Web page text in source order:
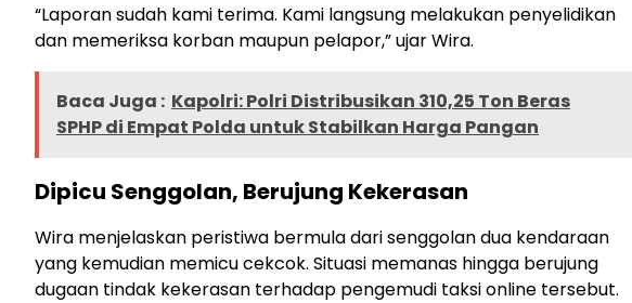
“Laporan sudah kami terima. Kami langsung melakukan penyelidikan
dan memeriksa korban maupun pelapor,” ujar Wira.
Baca Juga : Kapolri: Polri Distribusikan 310,25 Ton Beras
SPHP di Empat Polda untuk Stabilkan Harga Pangan
Dipicu Senggolan, Berujung Kekerasan
Wira menjelaskan peristiwa bermula dari senggolan dua kendaraan
yang kemudian memicu cekcok. Situasi memanas hingga berujung
dugaan tindak kekerasan terhadap pengemudi taksi online tersebut.